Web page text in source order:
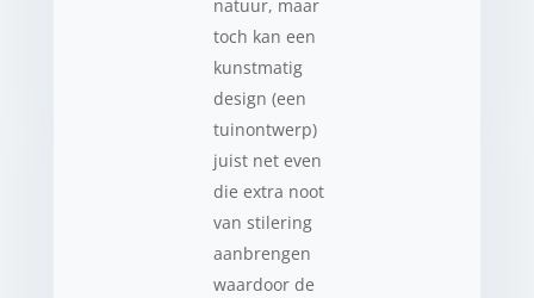
natuur, maar
toch kan een
kunstmatig
design (een
tuinontwerp)
juist net even
die extra noot
van stilering
aanbrengen
waardoor de